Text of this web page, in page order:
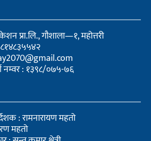
o
k
r e
प्रा.लि., गौशाला—१, महोत्तरी
नम्वर : १३९८/०७५-७६
: रामनारायण महतो
महतो